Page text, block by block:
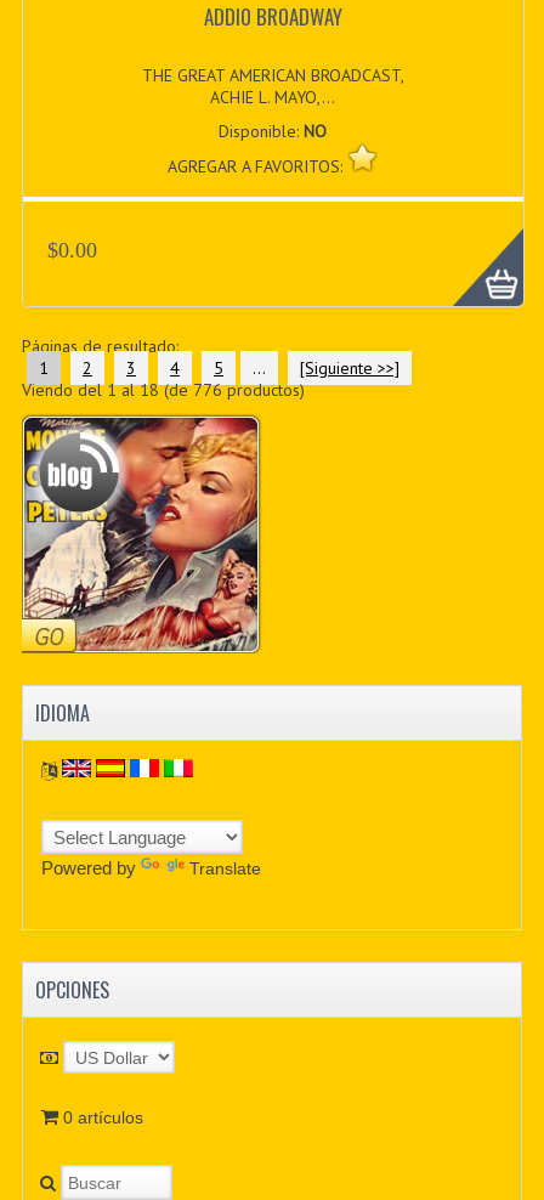
ADDIO BROADWAY
THE GREAT AMERICAN BROADCAST,
ACHIE L. MAYO,...
Disponible:NO
AGREGAR A FAVORITOS:
$0.00
Páginas de resultado:
1
2 3 4 5 ...
[Siguiente >>]
Viendo del1al18(de776productos)
IDIOMA
Powered by Translate
OPCIONES
0 artículos